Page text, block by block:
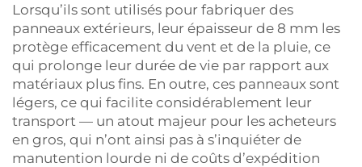
Lorsqu’ils sont utilisés pour fabriquer des
panneaux extérieurs, leur épaisseur de 8 mm les
protège efficacement du vent et de la pluie, ce
qui prolonge leur durée de vie par rapport aux
matériaux plus fins. En outre, ces panneaux sont
légers, ce qui facilite considérablement leur
transport — un atout majeur pour les acheteurs
en gros, qui n’ont ainsi pas à s’inquiéter de
manutention lourde ni de coûts d’expédition